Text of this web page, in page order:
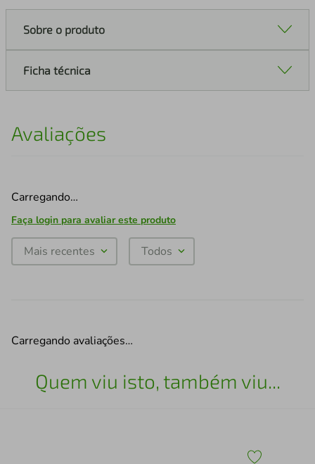
Sobre o produto
Ficha técnica
Avaliações
Carregando…
Faça login para avaliar este produto
Mais recentes Todos
Carregando avaliações…
Quem viu isto, também viu...